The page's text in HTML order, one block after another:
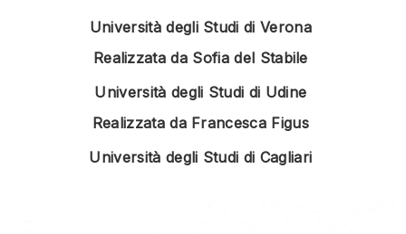
Università degli Studi di Verona
Realizzata da Sofia del Stabile
Università degli Studi di Udine
Realizzata da Francesca Figus
Università degli Studi di Cagliari